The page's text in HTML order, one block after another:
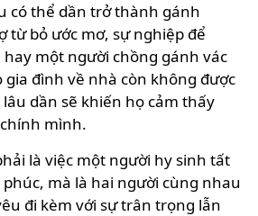
có thể dần trở thành gánh
từ bỏ ước mơ, sự nghiệp để
hay một người chồng gánh vác
gia đình về nhà còn không được
dần sẽ khiến họ cảm thấy
mình.
là việc một người hy sinh tất
mà là hai người cùng nhau
đi kèm với sự trân trọng lẫn